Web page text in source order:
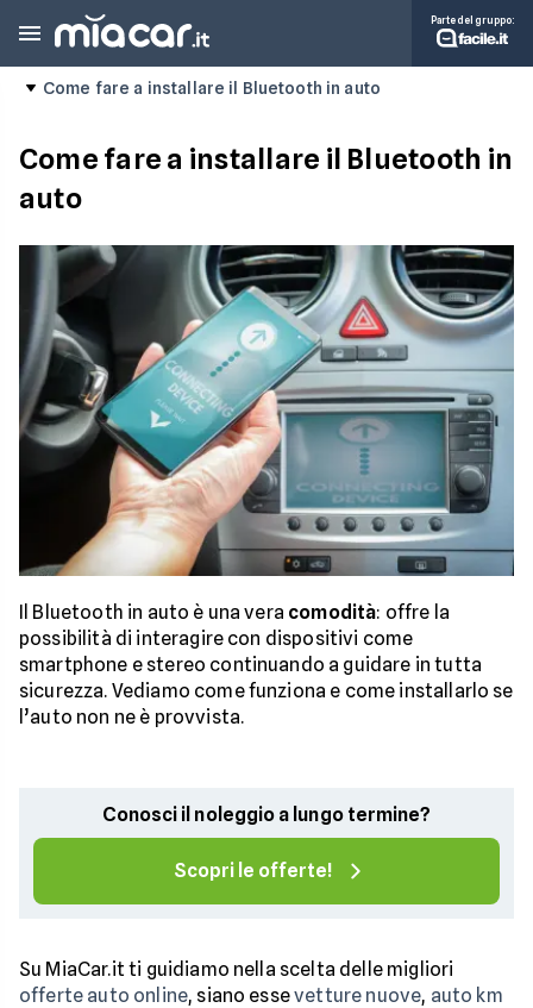
Parte del gruppo:
Come fare a installare il Bluetooth in auto
Come fare a installare il Bluetooth in
auto
Il Bluetooth in auto è una vera comodità: offre la
possibilità di interagire con dispositivi come
smartphone e stereo continuando a guidare in tutta
sicurezza. Vediamo come funziona e come installarlo se
l’auto non ne è provvista.
Conosci il noleggio a lungo termine?
Scopri le offerte!
Su MiaCar.it ti guidiamo nella scelta delle migliori
offerte auto online, siano essevetture nuove, auto km